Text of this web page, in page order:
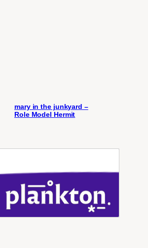
mary in the junkyard –
Role Model Hermit